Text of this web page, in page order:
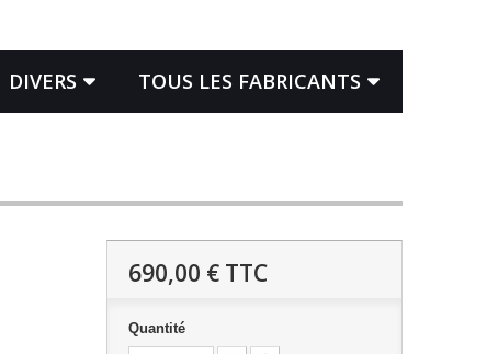
DIVERS TOUS LES FABRICANTS
690,00 €TTC
Quantité